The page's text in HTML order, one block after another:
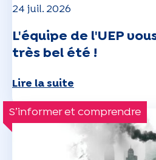
24 juil. 2026
L'équipe de l'UEP
très bel été !
Lire la suite
S’informer et comprendre